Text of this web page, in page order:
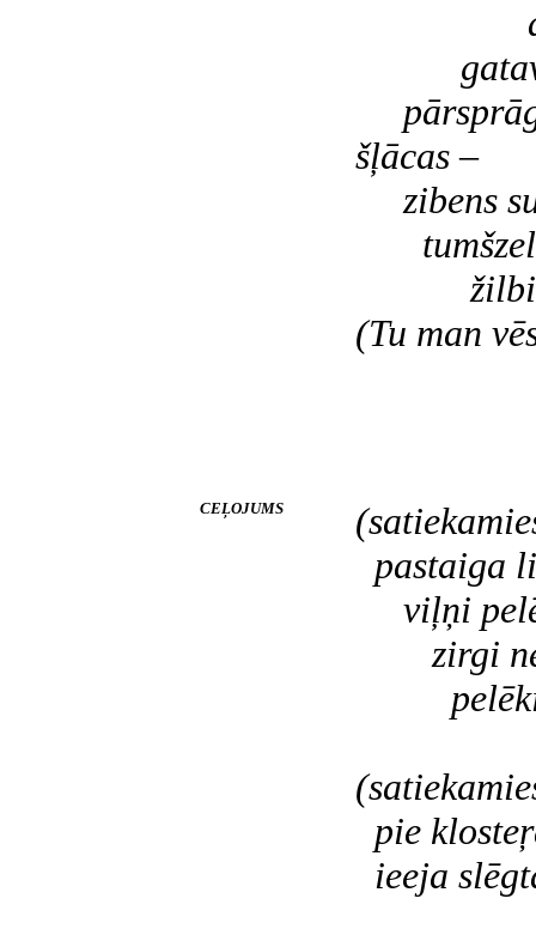
šļācas –
zibens
(Tu man
CEĻOJUMS
pastaiga
viļņi
zirgi
pelēki
pie
ieeja